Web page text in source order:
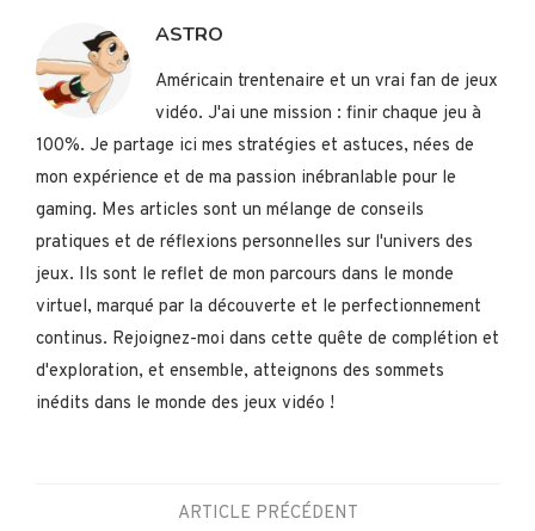
ASTRO
Américain trentenaire et un vrai fan de jeux
vidéo. J'ai une mission : finir chaque jeu à
100%. Je partage ici mes stratégies et astuces, nées de
mon expérience et de ma passion inébranlable pour le
gaming. Mes articles sont un mélange de conseils
pratiques et de réflexions personnelles sur l'univers des
jeux. Ils sont le reflet de mon parcours dans le monde
virtuel, marqué par la découverte et le perfectionnement
continus. Rejoignez-moi dans cette quête de complétion et
d'exploration, et ensemble, atteignons des sommets
inédits dans le monde des jeux vidéo !
ARTICLE PRÉCÉDENT